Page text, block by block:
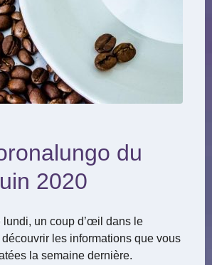
du
2020
lundi, un coup d’œil dans le
les informations que vous
la semaine dernière.